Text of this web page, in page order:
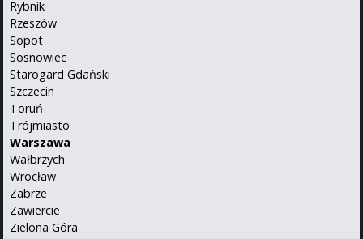
Rybnik
Rzeszów
Sopot
Sosnowiec
Starogard Gdański
Szczecin
Toruń
Trójmiasto
Warszawa
Wałbrzych
Wrocław
Zabrze
Zawiercie
Zielona Góra